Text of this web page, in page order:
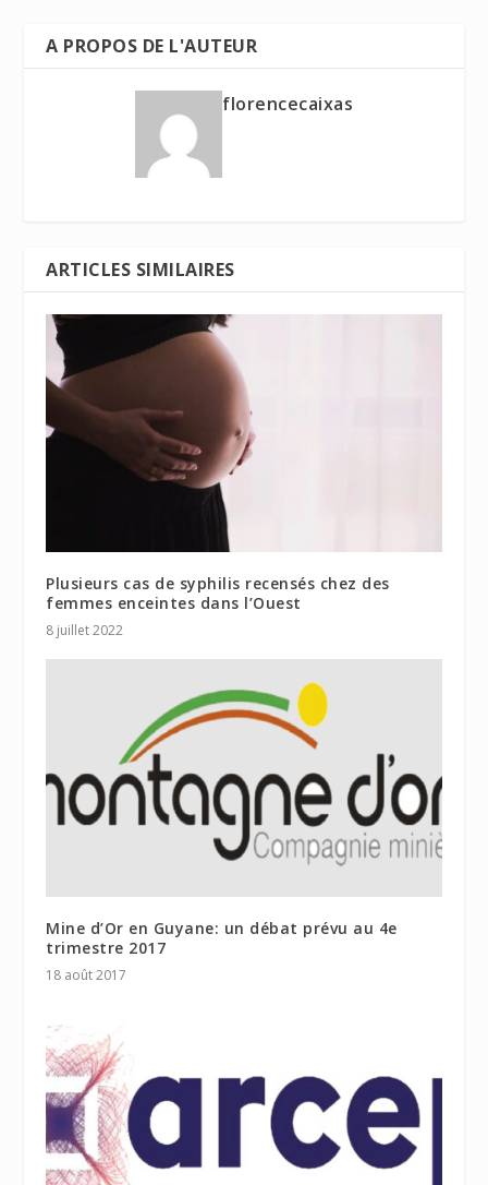
A PROPOS DE L'AUTEUR
florencecaixas
ARTICLES SIMILAIRES
Plusieurs cas de syphilis recensés chez des
femmes enceintes dans l’Ouest
8 juillet 2022
Mine d’Or en Guyane: un débat prévu au 4e
trimestre 2017
18 août 2017